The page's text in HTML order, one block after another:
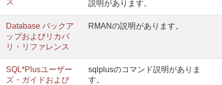
説明があります。
Database バックア
ップおよびリカバ
リ・リファレンス
RMANの説明があります。
SQL*Plusユーザー
ズ・ガイドおよび
sqlplusのコマンド説明がありま
す。